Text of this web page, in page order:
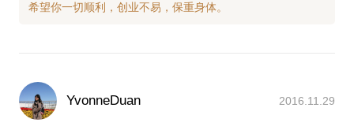
YvonneDuan 2016.11.29